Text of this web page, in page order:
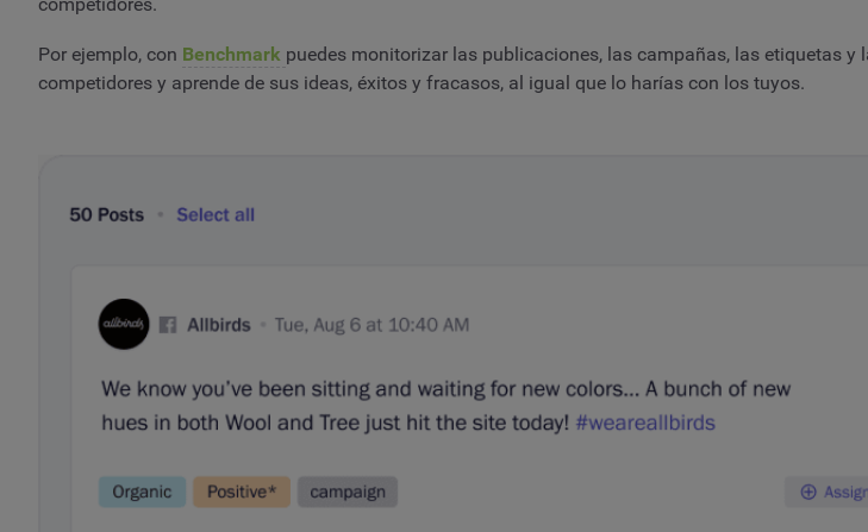
Por ejemplo, con Benchmark puedes monitorizar las publicaciones, las campañas, las etiquetas
competidores y aprende de sus ideas, éxitos y fracasos, al igual que lo harías con los tuyos.